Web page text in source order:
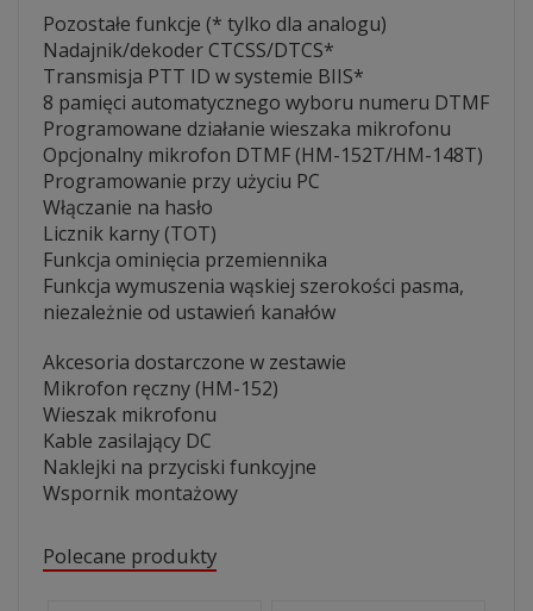
Pozostałe funkcje (* tylko dla analogu)
Nadajnik/dekoder CTCSS/DTCS*
Transmisja PTT ID w systemie BIIS*
8 pamięci automatycznego wyboru numeru DTMF
Programowane działanie wieszaka mikrofonu
Opcjonalny mikrofon DTMF (HM-152T/HM-148T)
Programowanie przy użyciu PC
Włączanie na hasło
Licznik karny (TOT)
Funkcja ominięcia przemiennika
Funkcja wymuszenia wąskiej szerokości pasma,
niezależnie od ustawień kanałów
Akcesoria dostarczone w zestawie
Mikrofon ręczny (HM-152)
Wieszak mikrofonu
Kable zasilający DC
Naklejki na przyciski funkcyjne
Wspornik montażowy
Polecane produkty